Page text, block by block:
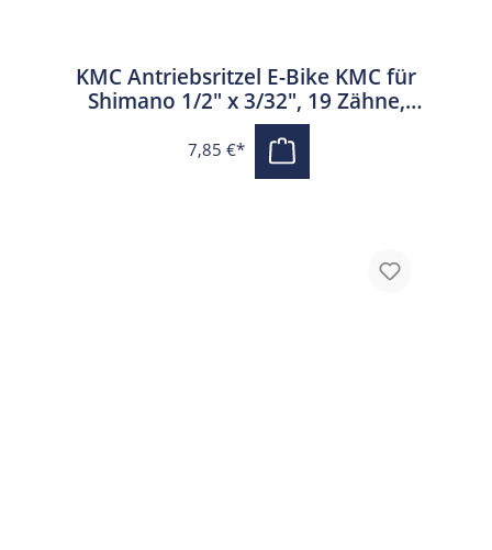
KMC Antriebsritzel E-Bike KMC für
Shimano 1/2" x 3/32", 19 Zähne,
schwarz
7,85 €*